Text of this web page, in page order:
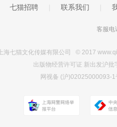
七猫招聘 联系我们
客服电
上海七猫文化传媒有限公司 © 2017
出版物经营许可证 新出发沪
网视备 (沪)02025000093-